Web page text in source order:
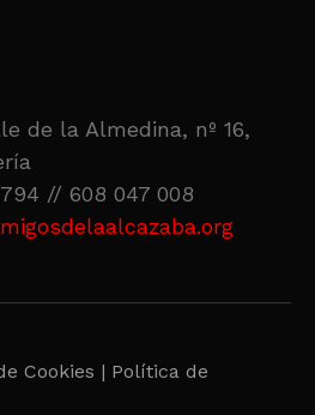
de la Almedina, nº 16,
// 608 047 008
Cookies | Política de